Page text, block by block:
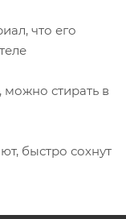
что его
можно стирать в
быстро сохнут